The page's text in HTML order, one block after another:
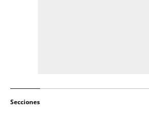
Secciones